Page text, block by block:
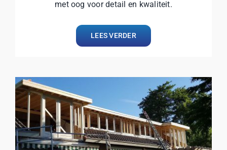
met oog voor detail en kwaliteit.
LEES VERDER